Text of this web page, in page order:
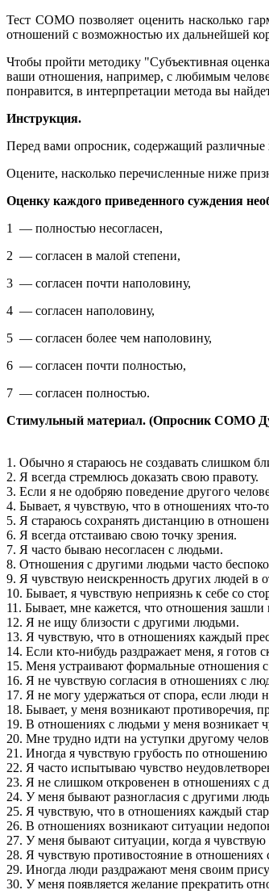
Тест СОМО позволяет оценить насколько
отношений с возможностью их дальнейшей
Чтобы пройти методику "Субъективная
ваши отношения, например, с любимым
понравится, в интерпретации метода вы
Инструкция.
Перед вами опросник, содержащий
Оцените, насколько перечисленные ниже
Оценку каждого приведенного суждения
1 — полностью несогласен,
2 — согласен в малой степени,
3 — согласен почти наполовину,
4 — согласен наполовину,
5 — согласен более чем наполовину,
6 — согласен почти полностью,
7 — согласен полностью.
Стимульный материал. (Опросник СОМО
1. Обычно я стараюсь не создавать слишком
2. Я всегда стремлюсь доказать свою правоту.
3. Если я не одобряю поведение другого
4. Бывает, я чувствую, что в отношениях что-
5. Я стараюсь сохранять дистанцию в
6. Я всегда отстаиваю свою точку зрения.
7. Я часто бываю несогласен с людьми.
8. Отношения с другими людьми часто
9. Я чувствую неискренность других людей в
10. Бывает, я чувствую неприязнь к себе со
11. Бывает, мне кажется, что отношения зашли
12. Я не ищу близости с другими людьми.
13. Я чувствую, что в отношениях каждый
14. Если кто-нибудь раздражает меня, я готов
15. Меня устраивают формальные отношения
16. Я не чувствую согласия в отношениях с
17. Я не могу удержаться от спора, если люди
18. Бывает, у меня возникают противоречия,
19. В отношениях с людьми у меня возникает
20. Мне трудно идти на уступки другому
21. Иногда я чувствую грубость по
22. Я часто испытываю чувство
23. Я не слишком откровенен в отношениях с
24. У меня бывают разногласия с другими
25. Я чувствую, что в отношениях каждый
26. В отношениях возникают ситуации
27. У меня бывают ситуации, когда я чувствую
28. Я чувствую противостояние в
29. Иногда люди раздражают меня своим
30. У меня появляется желание прекратить